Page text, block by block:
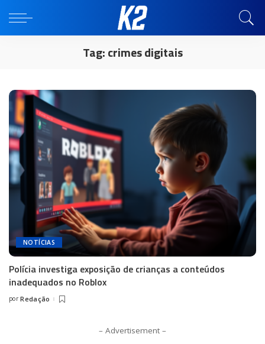
Tag:crimes digitais
NOTÍCIAS
Polícia investiga exposição de crianças a conteúdos
inadequados no Roblox
Posted
por Redação
– Advertisement –